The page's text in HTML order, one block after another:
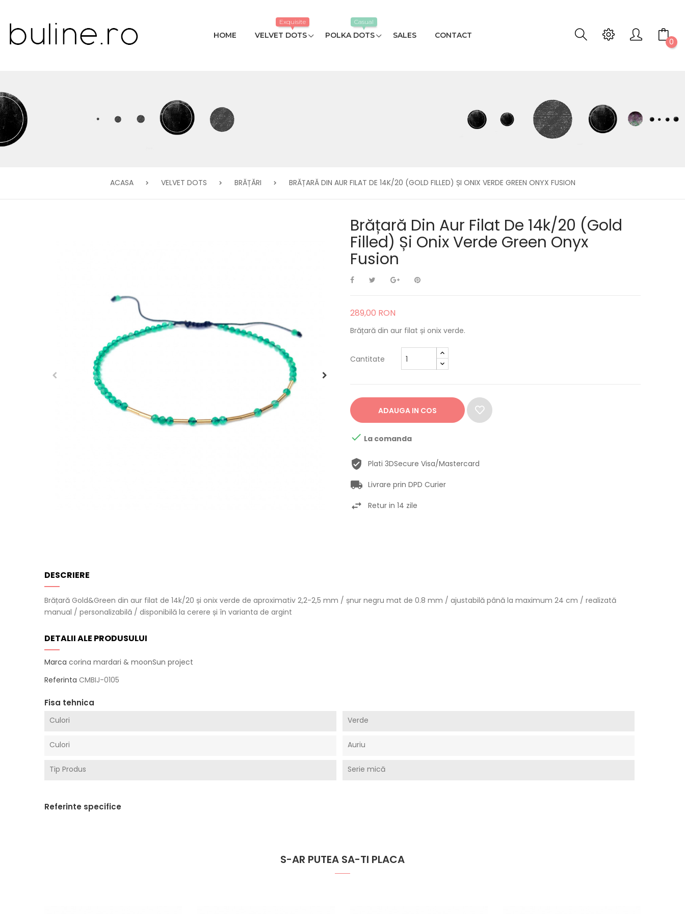
HOME VELVET DOTS
Exquisite
POLKA DOTS
Casual
SALES CONTACT
0
ACASA VELVET DOTS BRĂȚĂRI BRĂȚARĂ DIN AUR FILAT DE 14K/20 (GOLD FILLED) ȘI ONIX VERDE GREEN ONYX FUSION
Brățară Din Aur Filat De 14k/20 (Gold
Filled) Și Onix Verde Green Onyx
Fusion
289,00 RON
Brățară din aur filat și onix verde.
Cantitate
ADAUGA IN COS
 La comanda
Plati 3DSecure Visa/Mastercard
Livrare prin DPD Curier
Retur in 14 zile
DESCRIERE
Brățară Gold&Green din aur filat de 14k/20 și onix verde de aproximativ 2,2-2,5 mm / șnur negru mat de 0.8 mm / ajustabilă până la maximum 24 cm / realizată
manual / personalizabilă / disponibilă la cerere și în varianta de argint
DETALII ALE PRODUSULUI
Marca corina mardari & moonSun project
Referinta CMBIJ-0105
Fisa tehnica
Culori Verde
Culori Auriu
Tip Produs Serie mică
Referinte specifice
S-AR PUTEA SA-TI PLACA